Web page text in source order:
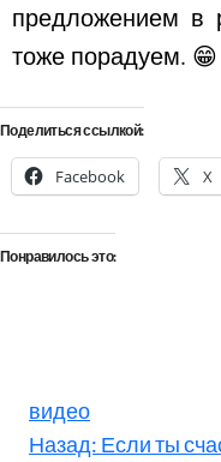
предложением в
тоже порадуем.
Поделиться ссылкой:
Facebook X
Понравилось это:
видео
Назад: Если ты